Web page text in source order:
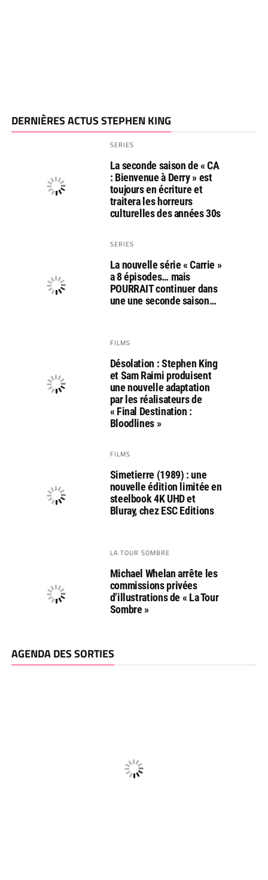
DERNIÈRES ACTUS STEPHEN KING
SERIES
La seconde saison de « CA
: Bienvenue à Derry » est
toujours en écriture et
traitera les horreurs
culturelles des années 30s
SERIES
La nouvelle série « Carrie »
a 8 épisodes… mais
POURRAIT continuer dans
une une seconde saison…
FILMS
Désolation : Stephen King
et Sam Raimi produisent
une nouvelle adaptation
par les réalisateurs de
« Final Destination :
Bloodlines »
FILMS
Simetierre (1989) : une
nouvelle édition limitée en
steelbook 4K UHD et
Bluray, chez ESC Editions
LA TOUR SOMBRE
Michael Whelan arrête les
commissions privées
d’illustrations de « La Tour
Sombre »
AGENDA DES SORTIES